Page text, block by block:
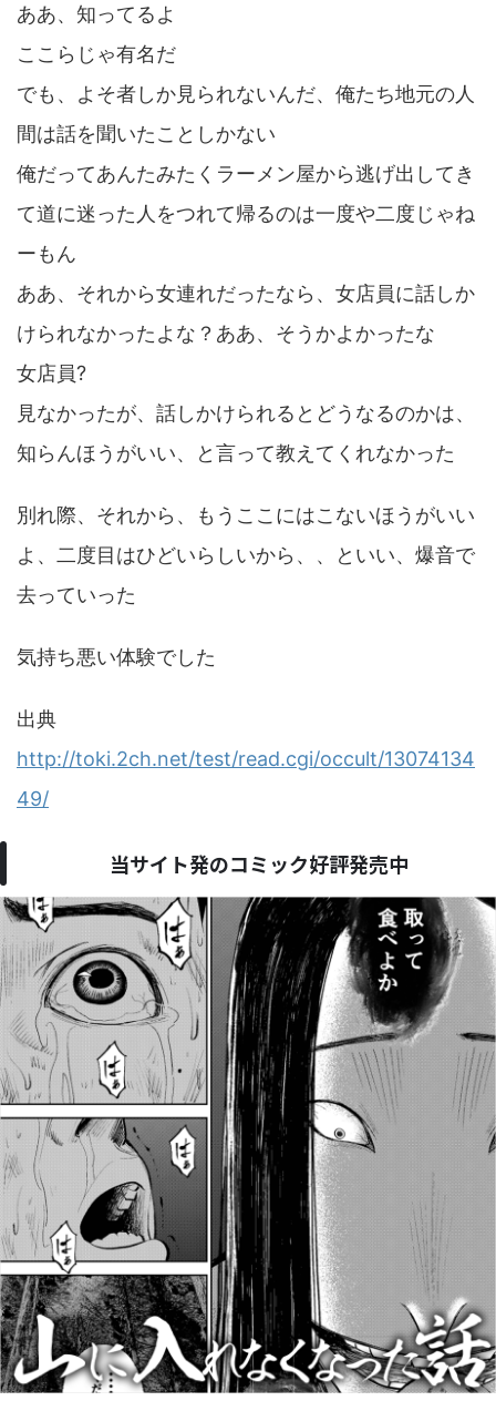
ああ、知ってるよ
ここらじゃ有名だ
でも、よそ者しか見られないんだ、俺たち地元の人
間は話を聞いたことしかない
俺だってあんたみたくラーメン屋から逃げ出してき
て道に迷った人をつれて帰るのは一度や二度じゃね
ーもん
ああ、それから女連れだったなら、女店員に話しか
けられなかったよな？ああ、そうかよかったな
女店員?
見なかったが、話しかけられるとどうなるのかは、
知らんほうがいい、と言って教えてくれなかった
別れ際、それから、もうここにはこないほうがいい
よ、二度目はひどいらしいから、、といい、爆音で
去っていった
気持ち悪い体験でした
出典
http://toki.2ch.net/test/read.cgi/occult/13074134
49/
当サイト発のコミック好評発売中